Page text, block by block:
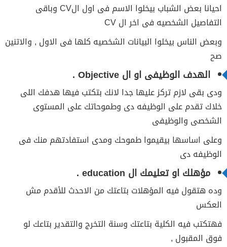
احيانا بعض الشباب بيخلوا الاسم فى اول الCV وباقى
التفاصيل الشخصيه فى اخر ال CV
وبعض الناس بيخلوا البيانات الشخصيه كلها فى الاول , والاتنين
صح
الهدف الوظيفى او ال Objective .
ودى بقى لازم تركز عليها جدا لانك بتكتب فيها هدفك اللى
خلاك تقدم على الوظيفه دى وطموحاتك على المستوى
الشخصى والوظيفى
وعلى اساسها بيقيموا طموحك ومدى استفادتهم منك فى
الوظيفه دى
مؤهلك او تعليمك ال education .
وده هتقول فيه المؤهلات بتاعتك من الاحدث للأقدم مش
العكس
فهتكتب فيه الكلية بتاعتك وسنة التخرج والتقدير بتاعك لو
فوق المقبول ,